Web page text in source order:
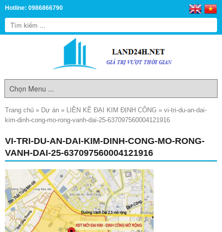
Hotline: 0986866790
Trang chủ » Dự án » LIỀN KỀ ĐẠI KIM ĐỊNH CÔNG » vi-tri-du-an-dai-
kim-dinh-cong-mo-rong-vanh-dai-25-637097560004121916
VI-TRI-DU-AN-DAI-KIM-DINH-CONG-MO-RONG-
VANH-DAI-25-637097560004121916